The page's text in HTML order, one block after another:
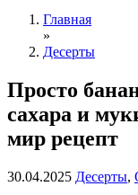
Главная
»
Десерты
Просто
сахара и
мир рецепт
30.04.2025 Десерты,